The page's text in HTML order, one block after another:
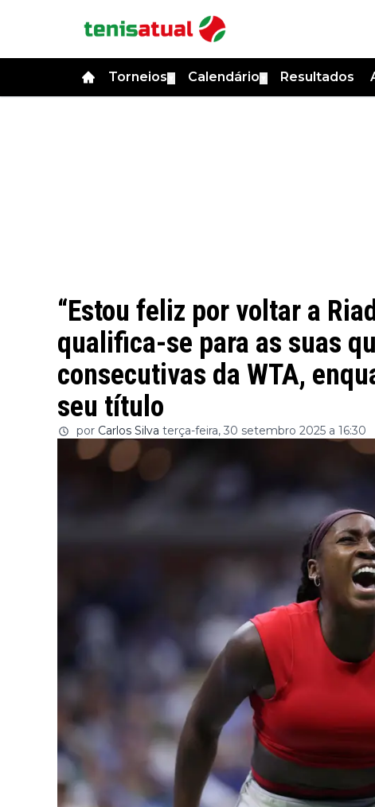
Torneios Calendário Resultados
“Estou feliz por voltar a
qualifica-se para as suas
consecutivas da WTA,
seu título
por Carlos Silva terça-feira, 30 setembro 2025 a 16:30